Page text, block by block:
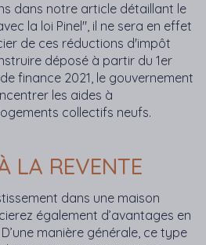
dans notre article détaillant le
la loi Pinel", il ne sera en effet
de ces réductions d'impôt
déposé à partir du 1er
finance 2021, le gouvernement
les aides à
collectifs neufs.
LA REVENTE
dans une maison
également d’avantages en
manière générale, ce type